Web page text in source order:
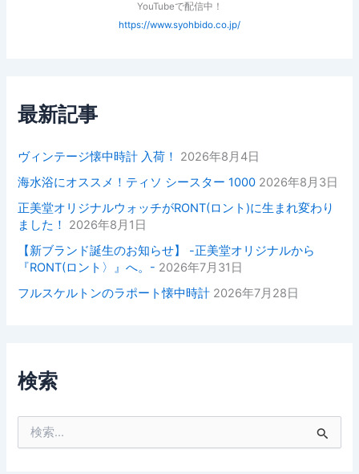
YouTubeで配信中！
https://www.syohbido.co.jp/
最新記事
ヴィンテージ懐中時計 入荷！
2026年8月4日
海水浴にオススメ！ティソ シースター 1000 2026年8月3日
正美堂オリジナルウォッチがRONT(ロント)に生まれ変わり
ました！
2026年8月1日
【新ブランド誕生のお知らせ】 -正美堂オリジナルから
『RONT(ロント〉』へ。- 2026年7月31日
フルスケルトンのラポート懐中時計 2026年7月28日
検索